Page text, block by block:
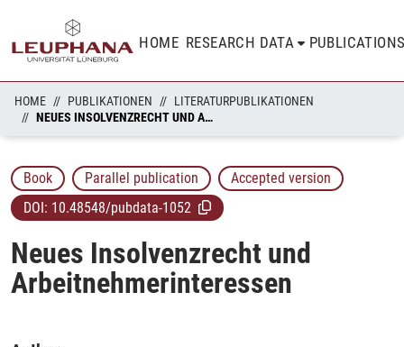
HOME RESEARCH DATA
HOME PUBLIKATIONEN
LITERATURPUBLIKATIONEN
NEUES INSOLVENZRECHT UND ARBEITNEHMERINTERESSEN
Book Parallel publication
Accepted version
DOI: 10.48548/pubdata-1052
Neues Insolvenzrecht und
Arbeitnehmerinteressen